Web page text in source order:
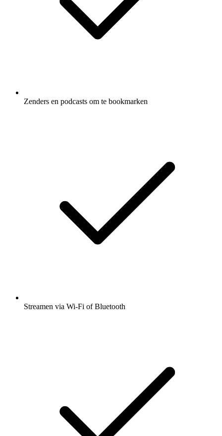
Zenders en podcasts om te bookmarken
Streamen via Wi-Fi of Bluetooth